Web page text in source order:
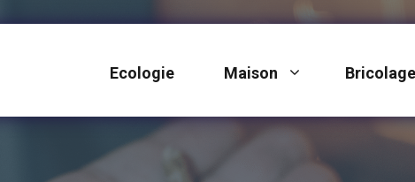
Ecologie Maison Bricolage